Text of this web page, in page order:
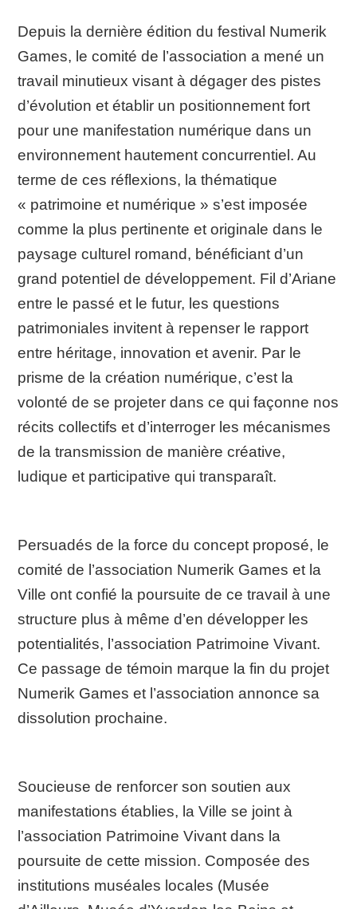
Depuis la dernière édition du festival Numerik
Games, le comité de l’association a mené un
travail minutieux visant à dégager des pistes
d’évolution et établir un positionnement fort
pour une manifestation numérique dans un
environnement hautement concurrentiel. Au
terme de ces réflexions, la thématique
« patrimoine et numérique » s’est imposée
comme la plus pertinente et originale dans le
paysage culturel romand, bénéficiant d’un
grand potentiel de développement. Fil d’Ariane
entre le passé et le futur, les questions
patrimoniales invitent à repenser le rapport
entre héritage, innovation et avenir. Par le
prisme de la création numérique, c’est la
volonté de se projeter dans ce qui façonne nos
récits collectifs et d’interroger les mécanismes
de la transmission de manière créative,
ludique et participative qui transparaît.
Persuadés de la force du concept proposé, le
comité de l’association Numerik Games et la
Ville ont confié la poursuite de ce travail à une
structure plus à même d’en développer les
potentialités, l’association Patrimoine Vivant.
Ce passage de témoin marque la fin du projet
Numerik Games et l’association annonce sa
dissolution prochaine.
Soucieuse de renforcer son soutien aux
manifestations établies, la Ville se joint à
l’association Patrimoine Vivant dans la
poursuite de cette mission. Composée des
institutions muséales locales (Musée